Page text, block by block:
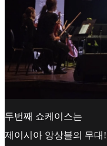
두번째 쇼케이스는
제이시아 앙상블의 무대